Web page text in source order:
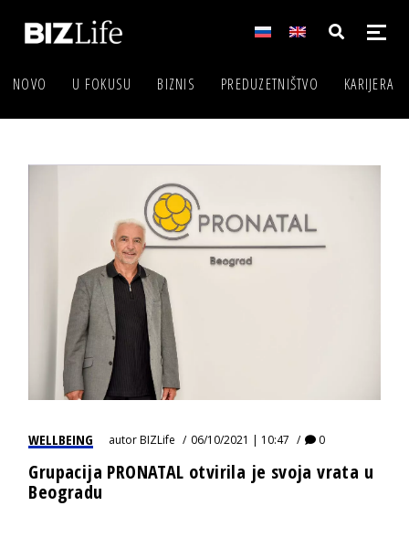
NOVO U FOKUSU BIZNIS PREDUZETNIŠTVO KARIJERA
WELLBEING autorBIZLife 06/10/2021 | 10:47 0
Grupacija PRONATAL otvirila je svoja vrata u
Beogradu